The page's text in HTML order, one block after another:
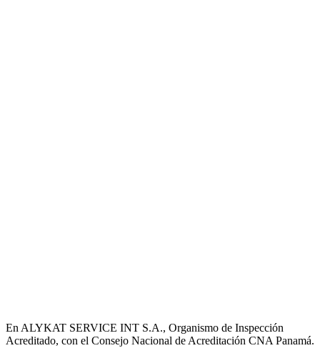
En ALYKAT SERVICE INT S.A., Organismo de Inspección
Acreditado, con el Consejo Nacional de Acreditación CNA Panamá.